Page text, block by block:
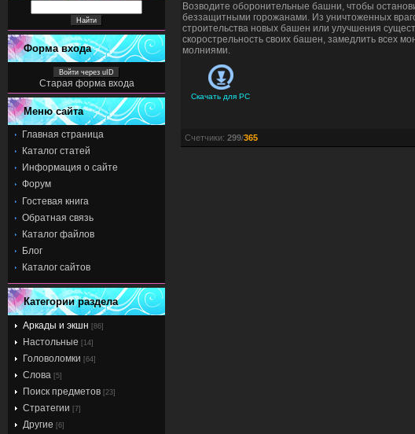
Форма входа
Войти через uID
Старая форма входа
Меню сайта
Главная страница
Каталог статей
Информация о сайте
Форум
Гостевая книга
Обратная связь
Каталог файлов
Блог
Каталог сайтов
Категории раздела
Аркады и экшн [86]
Настольные [14]
Головоломки [64]
Слова [5]
Поиск предметов [23]
Стратегии [7]
Другие [6]
Возводите оборонительные башни, чтобы
беззащитными горожанами. Из уничтоженных
строительства новых башен или улучшения
скорострельность своих башен, замедлить всех
молниями.
Скачать для PC
Счетчики: 299/365